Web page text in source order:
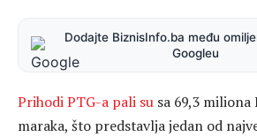
Dodajte BiznisInfo.ba među
Googleu
Prihodi PTG-a pali su sa 69,3
maraka, što predstavlja jedan od